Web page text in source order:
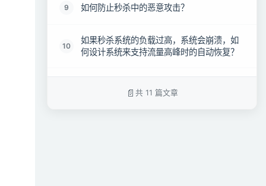
9 如何防止秒杀中的恶意攻击？
10
如果秒杀系统的负载过高，系统会崩溃，如
何设计系统来支持流量高峰时的自动恢复？
共 11 篇文章